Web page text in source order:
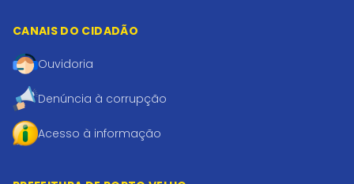
CANAIS DO CIDADÃO
Ouvidoria
Denúncia à corrupção
Acesso à informação